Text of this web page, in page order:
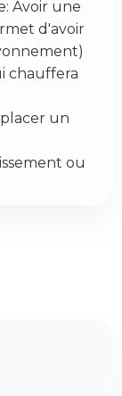
Avoir une
d'avoir
chauffera
un
ou